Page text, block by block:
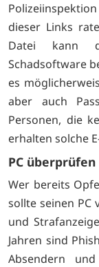
dieser Links
Datei kann
Schadsoftware
es
aber auch
Personen, die
erhalten solche
PC
Wer bereits
sollte seinen PC
und
Jahren sind
Absendern